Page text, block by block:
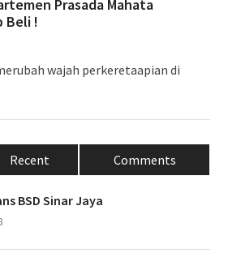
Prasada Mahata
Beli !
wajah perkeretaapian di
Recent Comments
BSD Sinar Jaya